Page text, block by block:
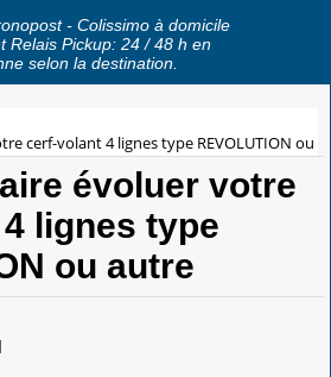
- Colissimo à domicile
Relais Pickup: 24 / 48 h en
selon la destination.
cerf-volant 4 lignes type REVOLUTION ou
évoluer votre
lignes type
ou autre